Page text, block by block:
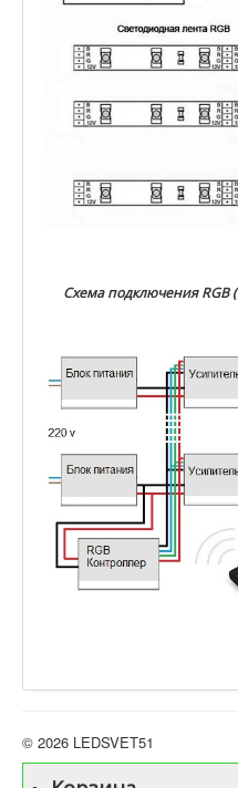
Схема подключения RGB
© 2026 LEDSVET51